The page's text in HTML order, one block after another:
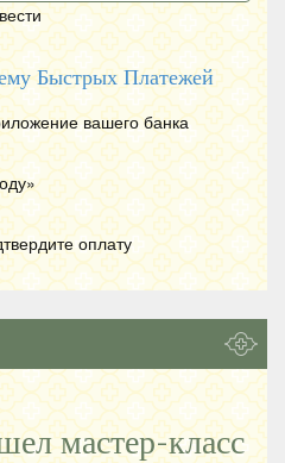
Быстрых Платежей
вашего банка
оплату
мастер-класс